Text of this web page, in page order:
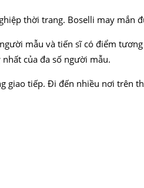
thời trang. Boselli may
mẫu và tiến sĩ có điểm
của đa số người mẫu.
giao tiếp. Đi đến nhiều nơi trên